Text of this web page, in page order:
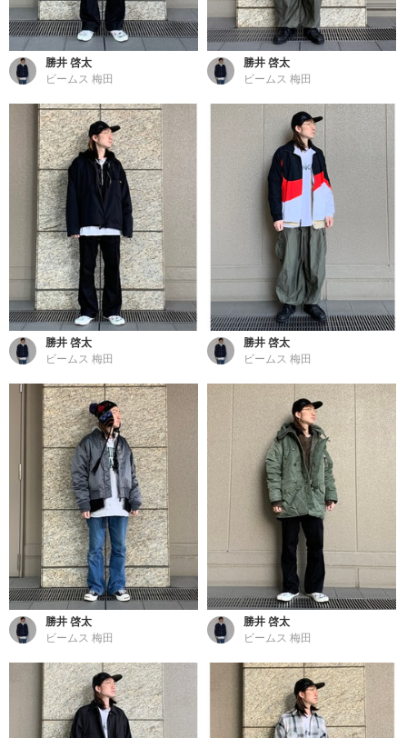
勝井 啓太
ビームス 梅田
勝井 啓太
ビームス 梅田
勝井 啓太
ビームス 梅田
勝井 啓太
ビームス 梅田
勝井 啓太
ビームス 梅田
勝井 啓太
ビームス 梅田